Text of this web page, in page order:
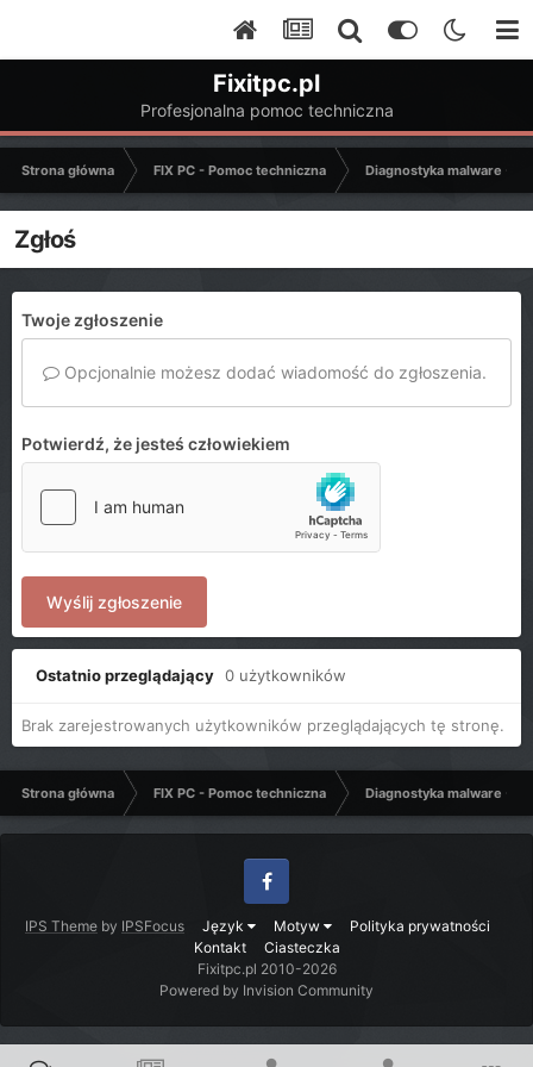
Fixitpc.pl
Profesjonalna pomoc techniczna
Strona główna FIX PC - Pomoc techniczna Diagnostyka malware -
Zgłoś
Twoje zgłoszenie
Opcjonalnie możesz dodać wiadomość do zgłoszenia.
Potwierdź, że jesteś człowiekiem
Wyślij zgłoszenie
Ostatnio przeglądający 0 użytkowników
Brak zarejestrowanych użytkowników przeglądających tę stronę.
Strona główna FIX PC - Pomoc techniczna Diagnostyka malware -
IPS Theme by IPSFocus Język Motyw
Polityka prywatności
Kontakt
Ciasteczka
Facebook
Fixitpc.pl 2010-2026
Powered by Invision Community